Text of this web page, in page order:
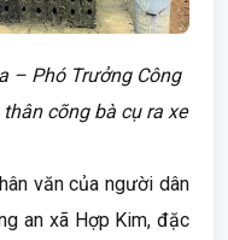
– Phó Trưởng Công
cõng bà cụ ra xe
văn của người dân
an xã Hợp Kim, đặc